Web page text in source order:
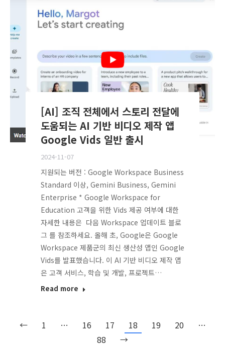
[AI] 조직 전체에서 스토리 전달에
도움되는 AI 기반 비디오 제작 앱
Google Vids 일반 출시
2024-11-07
지원되는 버전 : Google Workspace Business
Standard 이상, Gemini Business, Gemini
Enterprise * Google Workspace for
Education 고객을 위한 Vids 제공 여부에 대한
자세한 내용은 다음 Workspace 업데이트 블로
그 를 참조하세요. 올해 초, Google은 Google
Workspace 제품군의 최신 생산성 앱인 Google
Vids를 발표했습니다. 이 AI 기반 비디오 제작 앱
은 고객 서비스, 학습 및 개발, 프로젝트…
Read more
← 1 … 16 17 18 19 20
…
88
→